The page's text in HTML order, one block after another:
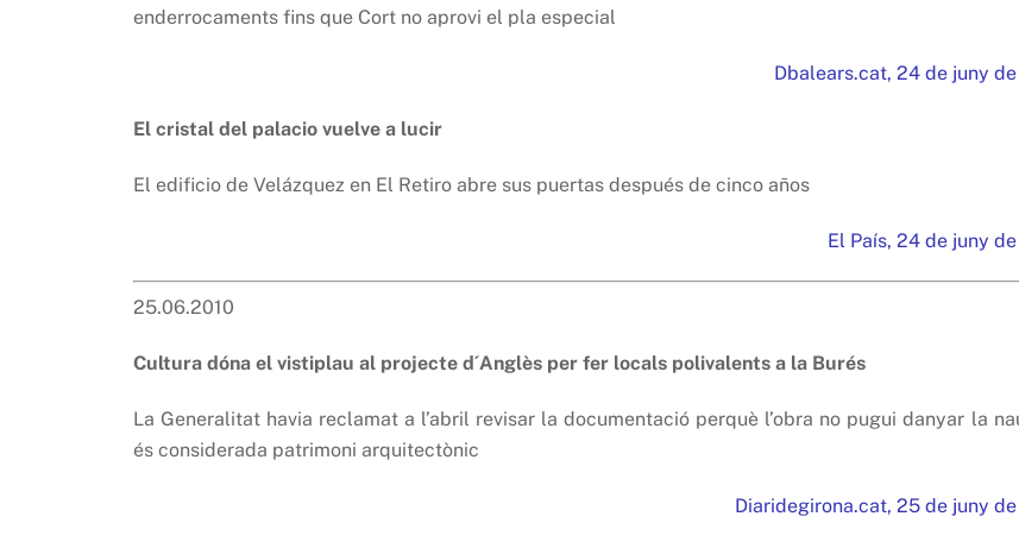
enderrocaments fins que Cort no aprovi el pla especial
Dbalears.cat, 24 de juny
El cristal del palacio vuelve a lucir
El edificio de Velázquez en El Retiro abre sus puertas después de cinco años
El País, 24 de juny
25.06.2010
Cultura dóna el vistiplau al projecte d´Anglès per fer locals polivalents a la Burés
La Generalitat havia reclamat a l’abril revisar la documentació perquè l’obra no pugui danyar la
és considerada patrimoni arquitectònic
Diaridegirona.cat, 25 de juny